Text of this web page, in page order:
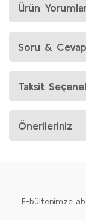
Ürün
Soru & Cevap
Taksit
Önerileriniz
E-bültenimize